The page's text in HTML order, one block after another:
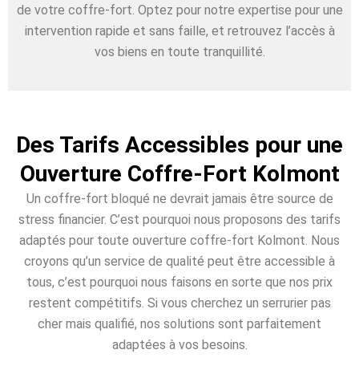
de votre coffre-fort. Optez pour notre expertise pour une
intervention rapide et sans faille, et retrouvez l’accès à
vos biens en toute tranquillité.
Des Tarifs Accessibles pour une
Ouverture Coffre-Fort Kolmont
Un coffre-fort bloqué ne devrait jamais être source de
stress financier. C’est pourquoi nous proposons des tarifs
adaptés pour toute ouverture coffre-fort Kolmont. Nous
croyons qu’un service de qualité peut être accessible à
tous, c’est pourquoi nous faisons en sorte que nos prix
restent compétitifs. Si vous cherchez un serrurier pas
cher mais qualifié, nos solutions sont parfaitement
adaptées à vos besoins.